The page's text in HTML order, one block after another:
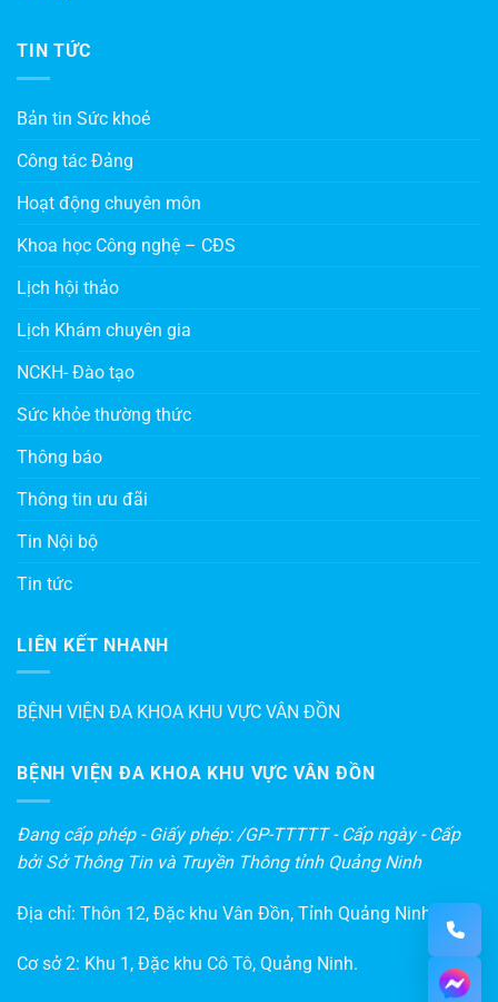
TIN TỨC
Bản tin Sức khoẻ
Công tác Đảng
Hoạt động chuyên môn
Khoa học Công nghệ – CĐS
Lịch hội thảo
Lịch Khám chuyên gia
NCKH- Đào tạo
Sức khỏe thường thức
Thông báo
Thông tin ưu đãi
Tin Nội bộ
Tin tức
LIÊN KẾT NHANH
BỆNH VIỆN ĐA KHOA KHU VỰC VÂN ĐỒN
BỆNH VIỆN ĐA KHOA KHU VỰC VÂN ĐỒN
Đang cấp phép - Giấy phép: /GP-TTTTT - Cấp ngày - Cấp
bởi Sở Thông Tin và Truyền Thông tỉnh Quảng Ninh
Địa chỉ: Thôn 12, Đặc khu Vân Đồn, Tỉnh Quảng Ninh
Cơ sở 2: Khu 1, Đặc khu Cô Tô, Quảng Ninh.